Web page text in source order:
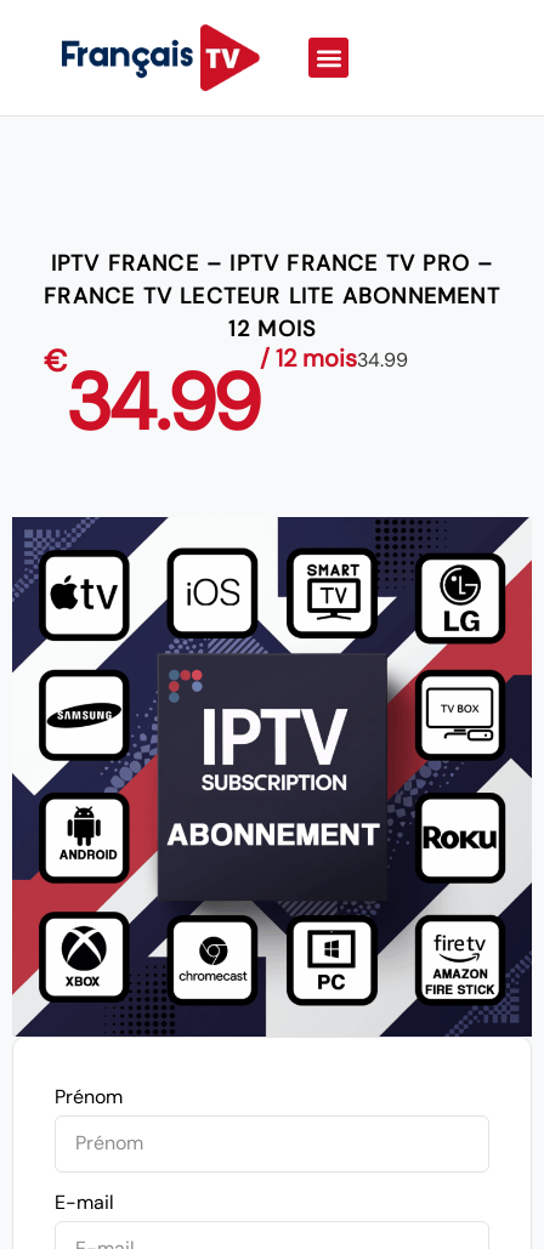
IPTV FRANCE – IPTV FRANCE TV PRO –
FRANCE TV LECTEUR LITE ABONNEMENT
12 MOIS
€34.99/ 12 mois34.99
Prénom
E-mail